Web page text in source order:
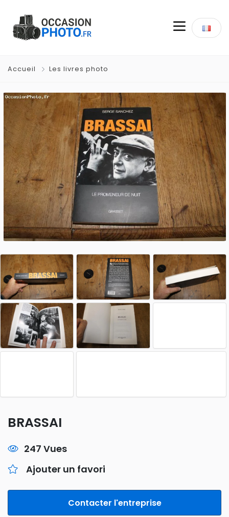
Accueil Les livres photo
BRASSAI
247 Vues
Ajouter un favori
Contacter l'entreprise